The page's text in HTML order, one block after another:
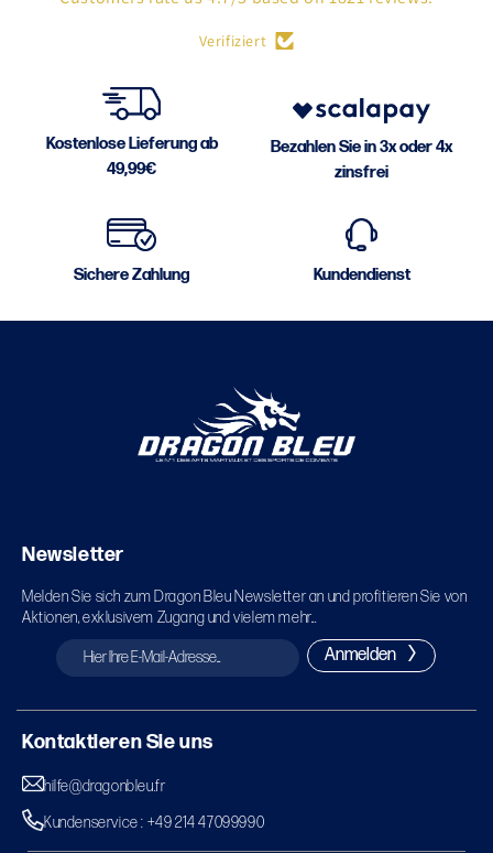
Verifiziert
Kostenlose Lieferung ab
49,99€
Bezahlen Sie in 3x oder 4x
zinsfrei
Sichere Zahlung Kundendienst
Newsletter
Melden Sie sich zum Dragon Bleu Newsletter an und profitieren Sie von
Aktionen, exklusivem Zugang und vielem mehr...
Anmelden
Kontaktieren Sie uns
hilfe@dragonbleu.fr
Kundenservice : +49 214 47099990